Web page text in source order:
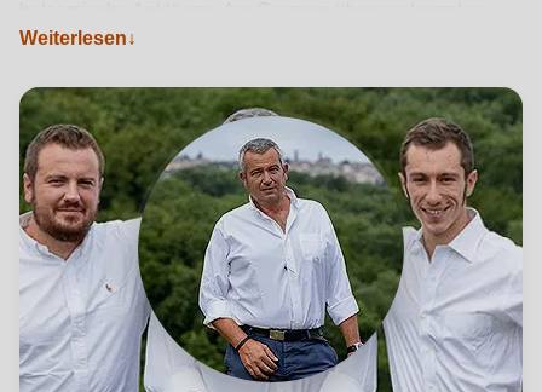
strukturiert, mit Kraft, Eleganz und einem Hauch von
widerspiegelt.Produktdetails anzeigen →
Weiterlesen